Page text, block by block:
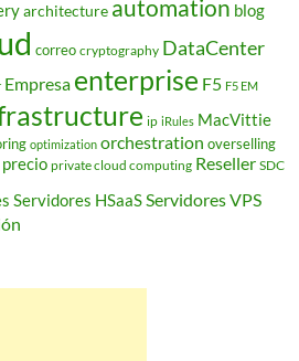
architecture automation blog
correo cryptography DataCenter
Empresa enterprise F5 F5 EM
ip iRules MacVittie
optimization orchestration overselling
precio private cloud computing Reseller SDC
Servidores HSaaSServidores VPS